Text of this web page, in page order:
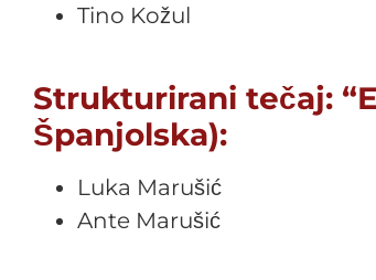
Tino Kožul
Strukturirani tečaj:
Španjolska):
Luka Marušić
Ante Marušić